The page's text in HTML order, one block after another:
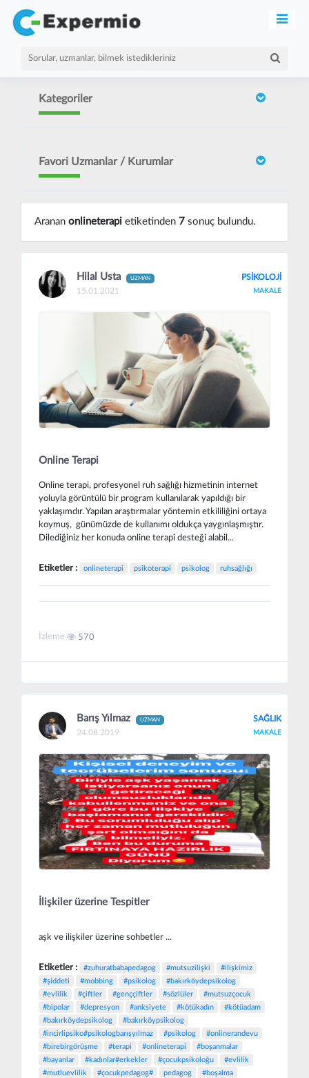
Kategoriler
Favori Uzmanlar / Kurumlar
Aranan onlineterapi etiketinden 7sonuç bulundu.
Hilal Usta UZMAN
15.01.2021
PSİKOLOJİ
MAKALE
Online Terapi
Online terapi, profesyonel ruh sağlığı hizmetinin internet
yoluyla görüntülü bir program kullanılarak yapıldığı bir
yaklaşımdır. Yapılan araştırmalar yöntemin etkililiğini ortaya
koymuş, günümüzde de kullanımı oldukça yaygınlaşmıştır.
Dilediğiniz her konuda online terapi desteği alabil...
Etiketler : onlineterapi psikoterapi psikolog ruhsağlığı
İzleme 570
Barış Yılmaz UZMAN
24.08.2019
SAĞLIK
MAKALE
İlişkiler üzerine Tespitler
aşk ve ilişkiler üzerine sohbetler ...
Etiketler : #zuhuratbabapedagog #mutsuzilişki
#ilişkimiz
#şiddeti
#mobbing #psikolog
#bakırköydepsikolog
#evlilik
#çiftler #genççiftler #sözlüler
#mutsuzçocuk
#bipolar
#depresyon #anksiyete #kötükadın
#kötüadam
#bakırköydepsikolog
#bakırköypsikolog
#incirlipsiko#psikologbarışyılmaz
#psikolog
#onlinerandevu
#birebirgörüşme
#terapi #onlineterapi
#boşanmalar
#bayanlar
#kadınlar#erkekler #çocukpsikoloğu
#evlilik
#mutluevlilik
#çocukpedagog# pedagog
#boşalma